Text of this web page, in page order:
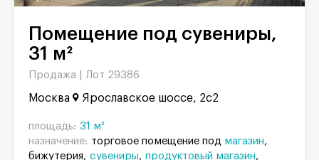
Помещение под сувениры,
31 м²
Продажа | Лот 29386
Москва Ярославское шоссе, 2с2
площадь: 31 м²
назначение: торговое помещение под магазин
бижутерия
сувениры
продуктовый магазин